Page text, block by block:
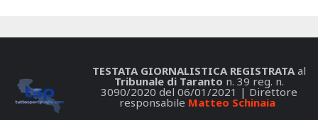
TESTATA GIORNALISTICA REGISTRATAal
Tribunale di Taranto n. 39 reg. n.
3090/2020 del 06/01/2021 | Direttore
responsabile Matteo Schinaia